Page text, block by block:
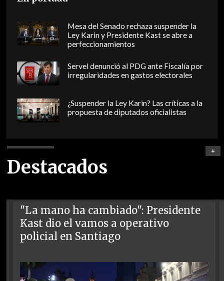
Mesa del Senado rechaza suspender la
Ley Karin y Presidente Kast se abre a
perfeccionamientos
Servel denunció al PDG ante Fiscalía por
irregularidades en gastos electorales
¿Suspender la Ley Karin? Las críticas a la
propuesta de diputados oficialistas
Destacados
+
"La mano ha cambiado": Presidente
Kast dio el vamos a operativo
policial en Santiago